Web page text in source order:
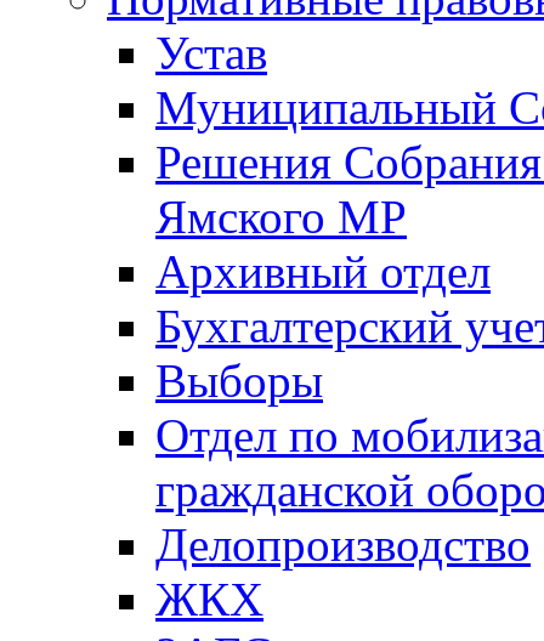
Устав
Муниципальный
Решения
Ямского МР
Архивный отдел
Бухгалтерский
Выборы
Отдел по
гражданской
Делопроизводство
ЖКХ